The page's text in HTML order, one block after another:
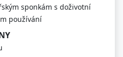
sponkám s doživotní
používání